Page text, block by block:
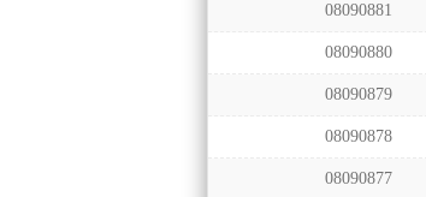
08090881
08090880
08090879
08090878
08090877